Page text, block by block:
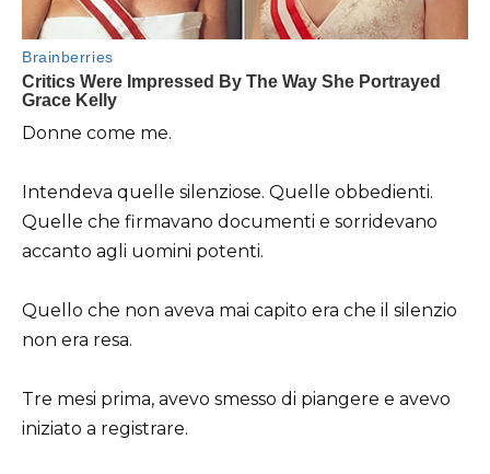
Donne come me.
Intendeva quelle silenziose. Quelle obbedienti.
Quelle che firmavano documenti e sorridevano
accanto agli uomini potenti.
Quello che non aveva mai capito era che il silenzio
non era resa.
Tre mesi prima, avevo smesso di piangere e avevo
iniziato a registrare.